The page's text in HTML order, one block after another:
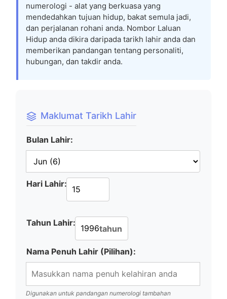
numerologi - alat yang berkuasa yang
mendedahkan tujuan hidup, bakat semula jadi,
dan perjalanan rohani anda. Nombor Laluan
Hidup anda dikira daripada tarikh lahir anda dan
memberikan pandangan tentang personaliti,
hubungan, dan takdir anda.
Maklumat Tarikh Lahir
Bulan Lahir:
Hari Lahir:
Tahun Lahir:
tahun
Nama Penuh Lahir (Pilihan):
Digunakan untuk pandangan numerologi tambahan